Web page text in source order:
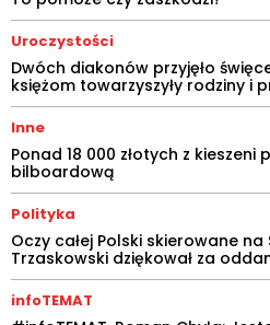
Uroczystości
Dwóch diakonów przyjęło
księżom towarzyszyły rodziny i
Inne
Ponad 18 000 złotych z
bilboardową
Polityka
Oczy całej Polski skierowane na
Trzaskowski dziękował za
infoTEMAT